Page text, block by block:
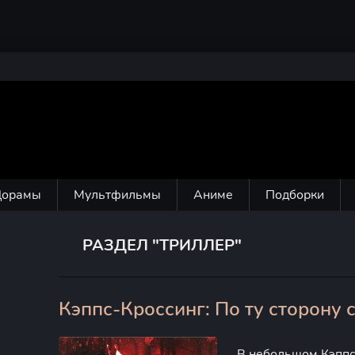
Мультфильмы Аниме Подборки
РАЗДЕЛ "ТРИЛЛЕР"
Кэппс-Кроссинг: По ту сторону
0